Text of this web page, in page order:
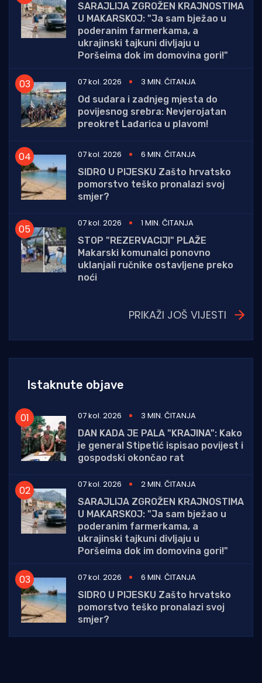
SARAJLIJA ZGROŽEN KRAJNOSTIMA
U MAKARSKOJ: "Ja sam bježao u
poderanim farmerkama, a
ukrajinski tajkuni divljaju u
Poršeima dok im domovina gori!"
07 kol. 2026
3 MIN. ČITANJA
Od sudara i zadnjeg mjesta do
povijesnog srebra: Nevjerojatan
preokret Lađarica u plavom!
07 kol. 2026
6 MIN. ČITANJA
SIDRO U PIJESKU Zašto hrvatsko
pomorstvo teško pronalazi svoj
smjer?
07 kol. 2026
1 MIN. ČITANJA
STOP "REZERVACIJI" PLAŽE
Makarski komunalci ponovno
uklanjali ručnike ostavljene preko
noći
PRIKAŽI JOŠ VIJESTI
Istaknute objave
07 kol. 2026
3 MIN. ČITANJA
DAN KADA JE PALA "KRAJINA": Kako
je general Stipetić ispisao povijest i
gospodski okončao rat
07 kol. 2026
2 MIN. ČITANJA
SARAJLIJA ZGROŽEN KRAJNOSTIMA
U MAKARSKOJ: "Ja sam bježao u
poderanim farmerkama, a
ukrajinski tajkuni divljaju u
Poršeima dok im domovina gori!"
07 kol. 2026
6 MIN. ČITANJA
SIDRO U PIJESKU Zašto hrvatsko
pomorstvo teško pronalazi svoj
smjer?